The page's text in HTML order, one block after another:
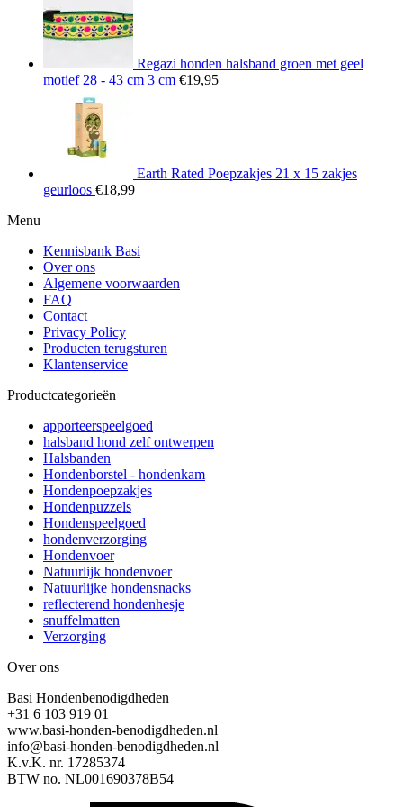
Regazi honden halsband groen met geel
motief 28 - 43 cm 3 cm €19,95
Earth Rated Poepzakjes 21 x 15 zakjes
geurloos €18,99
Menu
Kennisbank Basi
Over ons
Algemene voorwaarden
FAQ
Contact
Privacy Policy
Producten terugsturen
Klantenservice
Productcategorieën
apporteerspeelgoed
halsband hond zelf ontwerpen
Halsbanden
Hondenborstel - hondenkam
Hondenpoepzakjes
Hondenpuzzels
Hondenspeelgoed
hondenverzorging
Hondenvoer
Natuurlijk hondenvoer
Natuurlijke hondensnacks
reflecterend hondenhesje
snuffelmatten
Verzorging
Over ons
Basi Hondenbenodigdheden
+31 6 103 919 01
www.basi-honden-benodigdheden.nl
info@basi-honden-benodigdheden.nl
K.v.K. nr. 17285374
BTW no. NL001690378B54